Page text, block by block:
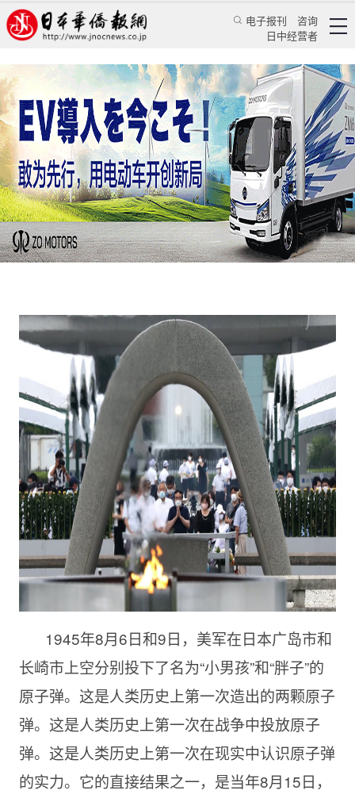
电子报刊
咨询
日中经营者
广岛长崎首遭原子弹 多年不思加害谈受害
——日本战后75周年系列报道之一
《日本新华侨报》日本战后75周年报道组 特辑 华文汇萃
日本新华侨报 2020/8/14 21:47:48
1945年8月6日和9日，美军在日本广岛市和
长崎市上空分别投下了名为“小男孩”和“胖子”的
原子弹。这是人类历史上第一次造出的两颗原子
弹。这是人类历史上第一次在战争中投放原子
弹。这是人类历史上第一次在现实中认识原子弹
的实力。它的直接结果之一，是当年8月15日，